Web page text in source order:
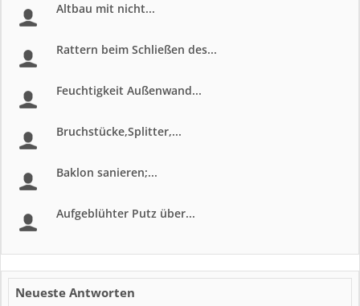
Altbau mit nicht...
Rattern beim Schließen des...
Feuchtigkeit Außenwand...
Bruchstücke,Splitter,...
Baklon sanieren;...
Aufgeblühter Putz über...
Neueste Antworten